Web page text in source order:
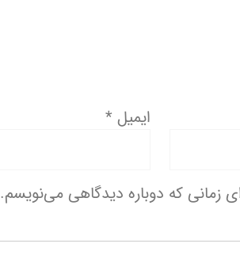
ایمیل *
زمانی که دوباره دیدگاهی می‌نویسم.